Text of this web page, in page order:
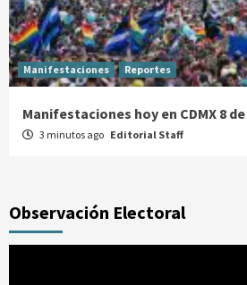
Manifestaciones Reportes
Manifestaciones hoy en CDMX 8
3 minutos ago Editorial Staff
Observación Electoral